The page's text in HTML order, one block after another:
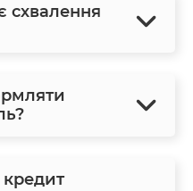
схвалення